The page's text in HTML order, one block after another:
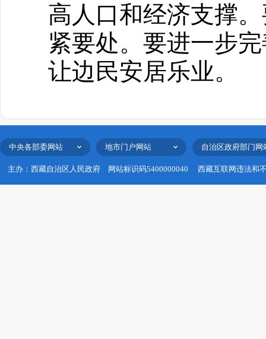
高人口和经济支撑
紧要处。要进一步
让边民安居乐业。
中央各部委网站 地市门户网站 自治区政府部门网
主办：西藏自治区人民政府 网站标识码5400000040 西藏互联网违法和